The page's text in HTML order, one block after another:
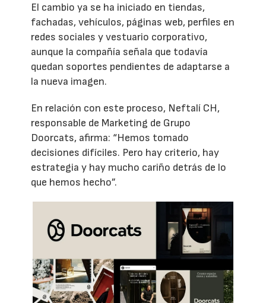
El cambio ya se ha iniciado en tiendas,
fachadas, vehículos, páginas web, perfiles en
redes sociales y vestuario corporativo,
aunque la compañía señala que todavía
quedan soportes pendientes de adaptarse a
la nueva imagen.
En relación con este proceso, Neftalí CH,
responsable de Marketing de Grupo
Doorcats, afirma: “Hemos tomado
decisiones difíciles. Pero hay criterio, hay
estrategia y hay mucho cariño detrás de lo
que hemos hecho”.